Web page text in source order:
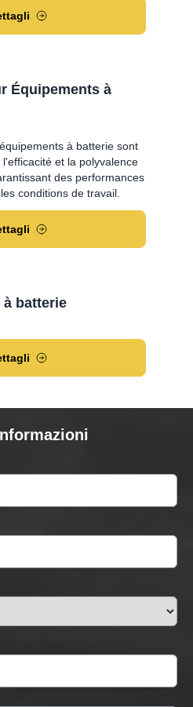
Équipements à
à batterie sont
et la polyvalence
des performances
conditions de travail.
à batterie